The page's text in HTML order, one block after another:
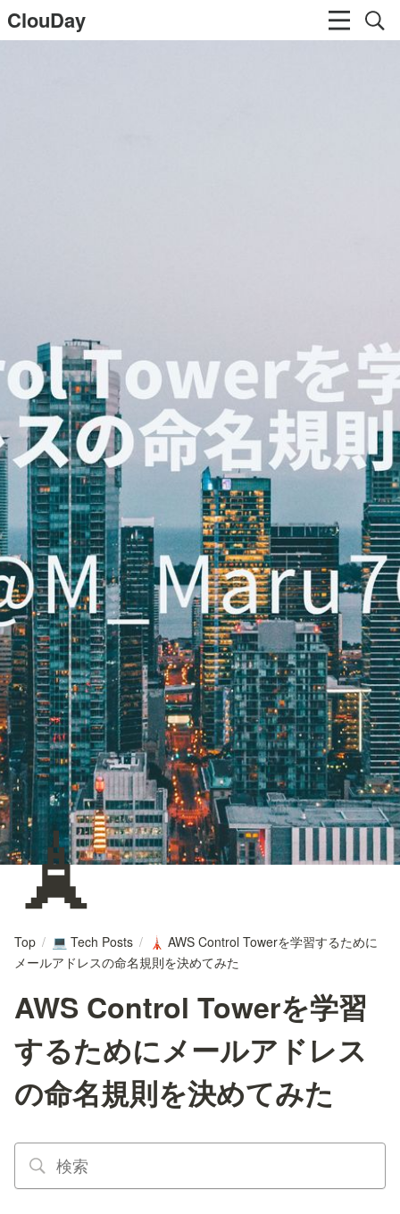
ClouDay
🗼
Top / 💻 Tech Posts / 🗼
AWS Control Towerを学習するために
メールアドレスの命名規則を決めてみた
AWS Control Towerを学習
するためにメールアドレス
の命名規則を決めてみた